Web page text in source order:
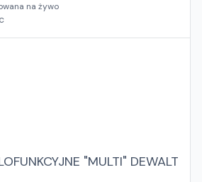
na żywo
"MULTI" DEWALT